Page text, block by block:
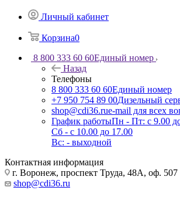
Личный кабинет
Корзина0
8 800 333 60 60Единый номер
Назад
Телефоны
8 800 333 60 60Единый номер
+7 950 754 89 00Дизельный
shop@cdi36.rue-mail для всех
График работыПн - Пт: с 9.00
Сб - с 10.00 до 17.00
Вс: - выходной
Контактная информация
г. Воронеж, проспект Труда, 48А, оф. 507
shop@cdi36.ru